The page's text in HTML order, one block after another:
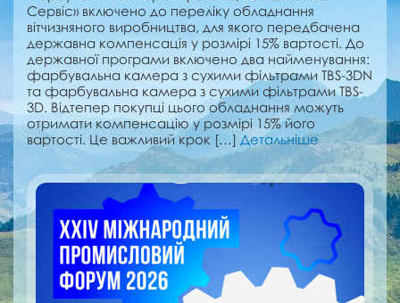
Сервіс» включено до переліку обладнання
вітчизняного виробництва, для якого передбачена
державна компенсація у розмірі 15% вартості. До
державної програми включено два найменування:
фарбувальна камера з сухими фільтрами TBS-3DN
та фарбувальна камера з сухими фільтрами TBS-
3D. Відтепер покупці цього обладнання можуть
отримати компенсацію у розмірі 15% його
вартості. Це важливий крок […] Детальніше